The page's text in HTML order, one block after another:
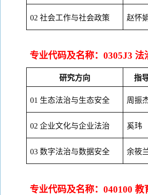
02 社会工作与社会政策 赵怀
专业代码及名称： 0305J3 法
研究方向 指
01 生态法治与生态安全
周振
02 企业文化与企业法治 奚玮
03 数字法治与数据安全 余筱
专业代码及名称： 040100